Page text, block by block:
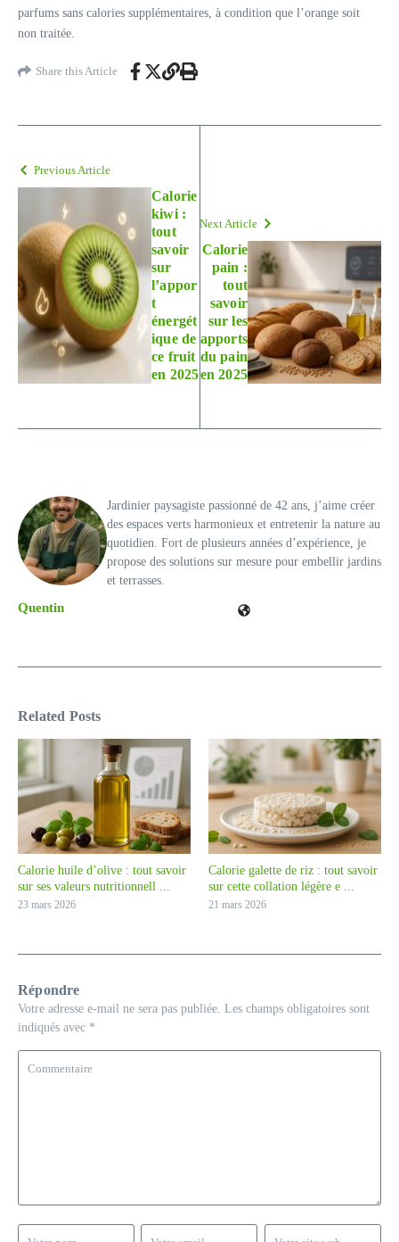
parfums sans calories supplémentaires, à condition que l’orange soit
non traitée.
Share this Article
Previous Article
Calorie
kiwi :
tout
savoir
sur
l’appor
t
énergét
ique de
ce fruit
en 2025
Next Article
Calorie
pain :
tout
savoir
sur les
apports
du pain
en 2025
Quentin
Jardinier paysagiste passionné de 42 ans, j’aime créer
des espaces verts harmonieux et entretenir la nature au
quotidien. Fort de plusieurs années d’expérience, je
propose des solutions sur mesure pour embellir jardins
et terrasses.
Related Posts
Calorie huile d’olive : tout savoir
sur ses valeurs nutritionnell ...
23 mars 2026
Calorie galette de riz : tout savoir
sur cette collation légère e ...
21 mars 2026
Répondre
Votre adresse e-mail ne sera pas publiée. Les champs obligatoires sont
indiqués avec *